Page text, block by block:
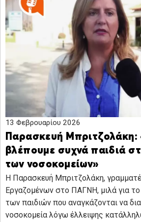
13 Φεβρουαρίου 2026
Παρασκευή Μπριτζολάκη:
βλέπουμε συχνά παιδιά
των νοσοκομείων»
Η Παρασκευή Μπριτζολάκη,
Εργαζομένων στο ΠΑΓΝΗ, μιλά για
των παιδιών που αναγκάζονται να
νοσοκομεία λόγω έλλειψης